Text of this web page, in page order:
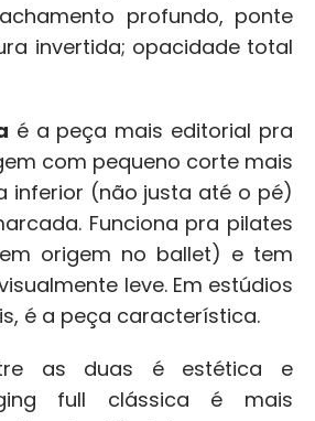
profundo, ponte
invertida; opacidade total
é a peça mais editorial pra
com pequeno corte mais
inferior (não justa até o pé)
Funciona pra pilates
origem no ballet) e tem
leve. Em estúdios
é a peça característica.
as duas é estética e
full clássica é mais